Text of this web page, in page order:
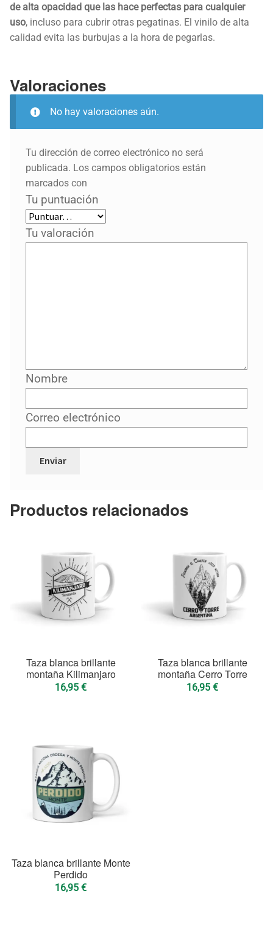
de alta opacidad que las hace perfectas para cualquier
uso, incluso para cubrir otras pegatinas. El vinilo de alta
calidad evita las burbujas a la hora de pegarlas.
Valoraciones
No hay valoraciones aún.
Tu dirección de correo electrónico no será
publicada. Los campos obligatorios están
marcados con
Tu puntuación
Tu valoración
Nombre
Correo electrónico
Productos relacionados
Taza blanca brillante
montaña Kilimanjaro
16,95 €
Taza blanca brillante
montaña Cerro Torre
16,95 €
Taza blanca brillante Monte
Perdido
16,95 €